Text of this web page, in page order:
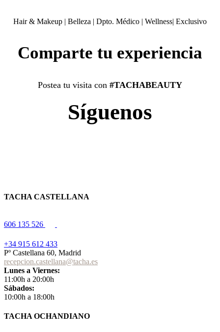
Hair & Makeup | Belleza | Dpto. Médico | Wellness| Exclusivo
Comparte tu experiencia
Postea tu visita con #TACHABEAUTY
Síguenos
TACHA CASTELLANA
606 135 526
+34 915 612 433
Pº Castellana 60, Madrid
recepcion.castellana@tacha.es
Lunes a Viernes:
11:00h a 20:00h
Sábados:
10:00h a 18:00h
TACHA OCHANDIANO